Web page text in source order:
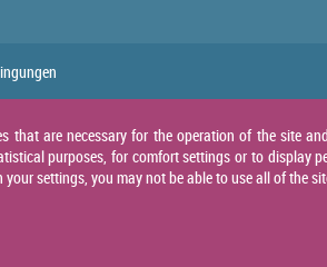
that are necessary for the operation of the site
purposes, for comfort settings or to display
settings, you may not be able to use all of the